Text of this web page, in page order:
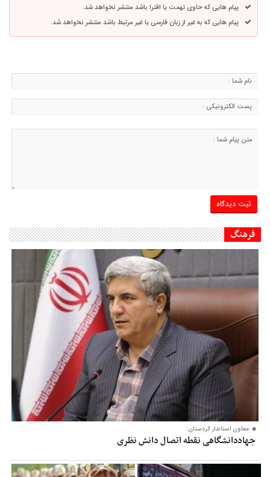
پیام هایی که حاوی تهمت یا افترا باشد منتشر نخواهد شد.
پیام هایی که به غیر از زبان فارسی یا غیر مرتبط باشد منتشر نخواهد شد.
فرهنگ
معاون‌ استاندار کردستان:
جهاددانشگاهی نقطه اتصال دانش نظری